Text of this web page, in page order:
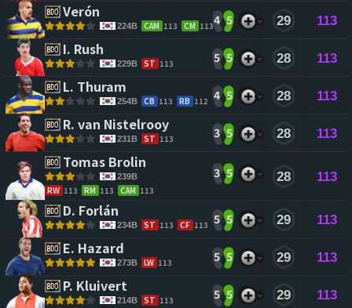
Verón
224B CAM 113 CM 1134 5 29 113
I. Rush
229B ST 113 5 5 28 113
L. Thuram
254B CB 113 RB 112 4 5 28 113
R. van Nistelrooy
231B ST 113 3 5 28 113
Tomas Brolin
239B
RW 113 RM 113 CAM 113
3 5 28 113
D. Forlán
234B ST 113 CF 113 5 5 29 113
E. Hazard
273B LW 113 5 5 29 113
P. Kluivert
214B ST 113 5 5 29 113